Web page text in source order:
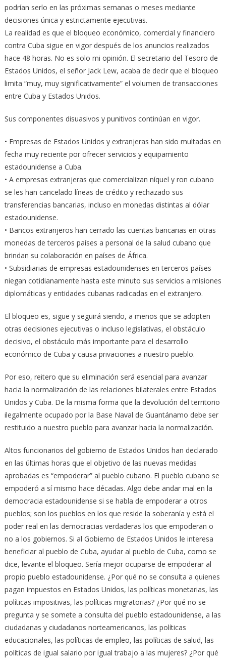
podrían serlo en las próximas semanas o meses mediante
decisiones única y estrictamente ejecutivas.
La realidad es que el bloqueo económico, comercial y financiero
contra Cuba sigue en vigor después de los anuncios realizados
hace 48 horas. No es solo mi opinión. El secretario del Tesoro de
Estados Unidos, el señor Jack Lew, acaba de decir que el bloqueo
limita “muy, muy significativamente” el volumen de transacciones
entre Cuba y Estados Unidos.
Sus componentes disuasivos y punitivos continúan en vigor.
• Empresas de Estados Unidos y extranjeras han sido multadas en
fecha muy reciente por ofrecer servicios y equipamiento
estadounidense a Cuba.
• A empresas extranjeras que comercializan níquel y ron cubano
se les han cancelado líneas de crédito y rechazado sus
transferencias bancarias, incluso en monedas distintas al dólar
estadounidense.
• Bancos extranjeros han cerrado las cuentas bancarias en otras
monedas de terceros países a personal de la salud cubano que
brindan su colaboración en países de África.
• Subsidiarias de empresas estadounidenses en terceros países
niegan cotidianamente hasta este minuto sus servicios a misiones
diplomáticas y entidades cubanas radicadas en el extranjero.
El bloqueo es, sigue y seguirá siendo, a menos que se adopten
otras decisiones ejecutivas o incluso legislativas, el obstáculo
decisivo, el obstáculo más importante para el desarrollo
económico de Cuba y causa privaciones a nuestro pueblo.
Por eso, reitero que su eliminación será esencial para avanzar
hacia la normalización de las relaciones bilaterales entre Estados
Unidos y Cuba. De la misma forma que la devolución del territorio
ilegalmente ocupado por la Base Naval de Guantánamo debe ser
restituido a nuestro pueblo para avanzar hacia la normalización.
Altos funcionarios del gobierno de Estados Unidos han declarado
en las últimas horas que el objetivo de las nuevas medidas
aprobadas es “empoderar” al pueblo cubano. El pueblo cubano se
empoderó a sí mismo hace décadas. Algo debe andar mal en la
democracia estadounidense si se habla de empoderar a otros
pueblos; son los pueblos en los que reside la soberanía y está el
poder real en las democracias verdaderas los que empoderan o
no a los gobiernos. Si al Gobierno de Estados Unidos le interesa
beneficiar al pueblo de Cuba, ayudar al pueblo de Cuba, como se
dice, levante el bloqueo. Sería mejor ocuparse de empoderar al
propio pueblo estadounidense. ¿Por qué no se consulta a quienes
pagan impuestos en Estados Unidos, las políticas monetarias, las
políticas impositivas, las políticas migratorias? ¿Por qué no se
pregunta y se somete a consulta del pueblo estadounidense, a las
ciudadanas y ciudadanos norteamericanos, las políticas
educacionales, las políticas de empleo, las políticas de salud, las
políticas de igual salario por igual trabajo a las mujeres? ¿Por qué